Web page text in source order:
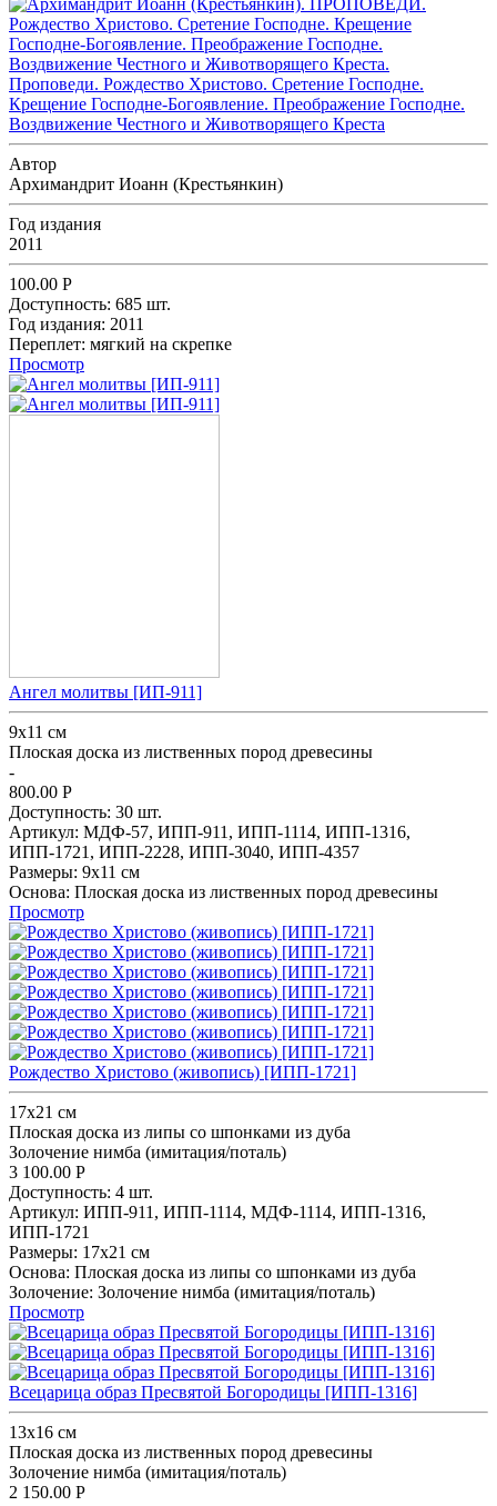
Проповеди. Рождество Христово. Сретение Господне.
Крещение Господне-Богоявление. Преображение Господне.
Воздвижение Честного и Животворящего Креста
Автор
Архимандрит Иоанн (Крестьянкин)
Год издания
2011
100.00 Р
Доступность: 685 шт.
Год издания: 2011
Переплет: мягкий на скрепке
Просмотр
Ангел молитвы [ИП-911]
9х11 см
Плоская доска из лиственных пород древесины
-
800.00 Р
Доступность: 30 шт.
Артикул: МДФ-57, ИПП-911, ИПП-1114, ИПП-1316,
ИПП-1721, ИПП-2228, ИПП-3040, ИПП-4357
Размеры: 9х11 см
Основа: Плоская доска из лиственных пород древесины
Просмотр
Рождество Христово (живопись) [ИПП-1721]
17х21 см
Плоская доска из липы со шпонками из дуба
Золочение нимба (имитация/поталь)
3 100.00 Р
Доступность: 4 шт.
Артикул: ИПП-911, ИПП-1114, МДФ-1114, ИПП-1316,
ИПП-1721
Размеры: 17х21 см
Основа: Плоская доска из липы со шпонками из дуба
Золочение: Золочение нимба (имитация/поталь)
Просмотр
Всецарица образ Пресвятой Богородицы [ИПП-1316]
13x16 см
Плоская доска из лиственных пород древесины
Золочение нимба (имитация/поталь)
2 150.00 Р